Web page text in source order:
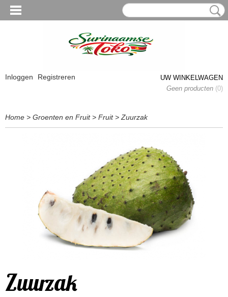
Inloggen Registreren
UW WINKELWAGEN
Geen producten (0)
Home > Groenten en Fruit> Fruit> Zuurzak
Zuurzak